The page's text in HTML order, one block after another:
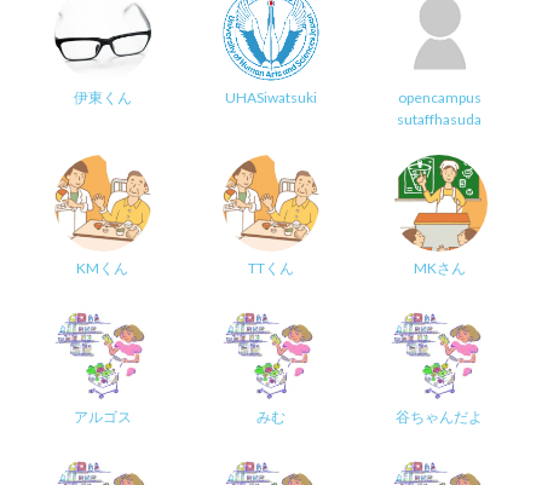
伊東くん UHASiwatsuki
opencampus
sutaffhasuda
KMくん TTくん MKさん
アルゴス みむ 谷ちゃんだよ